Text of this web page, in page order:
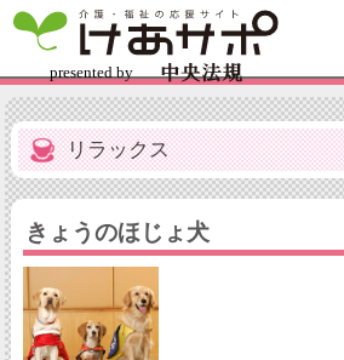
リラックス
きょうのほじょ犬